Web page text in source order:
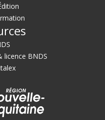
licence BNDS